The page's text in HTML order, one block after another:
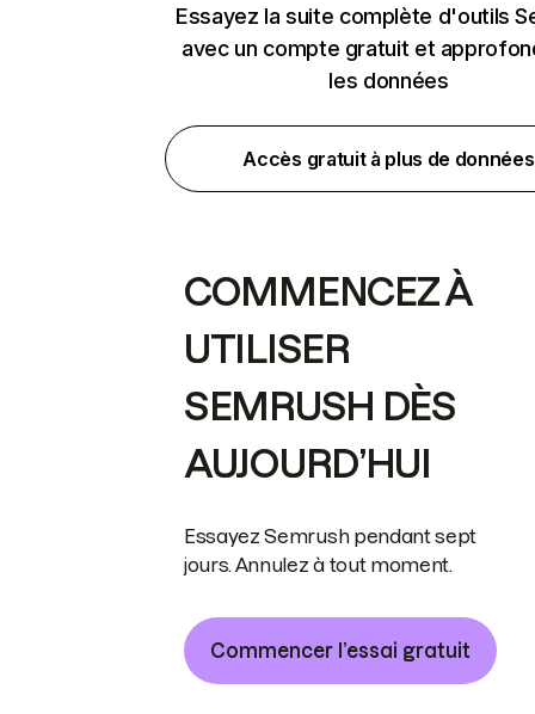
Essayez la suite complète d'outils
avec un compte gratuit et
les données
Accès gratuit à plus de données
COMMENCEZ À
UTILISER
SEMRUSH DÈS
AUJOURD’HUI
Essayez Semrush pendant sept
jours. Annulez à tout moment.
Commencer l’essai gratuit